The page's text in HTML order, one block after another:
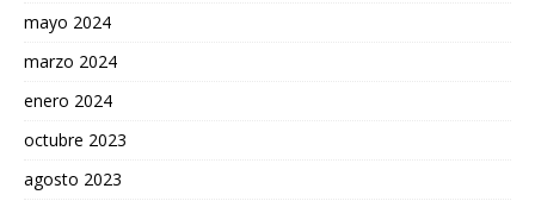
mayo 2024
marzo 2024
enero 2024
octubre 2023
agosto 2023